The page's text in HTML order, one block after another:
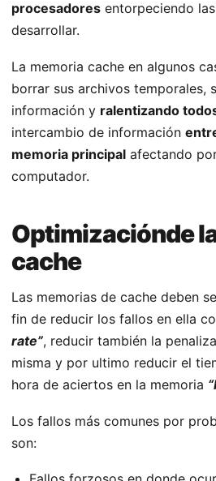
procesadores entorpeciendo
desarrollar.
La memoria cache en algunos
borrar sus archivos temporales,
información y ralentizando
intercambio de información
memoria principal afectando
computador.
Optimizaciónde
cache
Las memorias de cache deben
fin de reducir los fallos en ella
rate”, reducir también la
misma y por ultimo reducir el
hora de aciertos en la memoria
Los fallos más comunes por
son: